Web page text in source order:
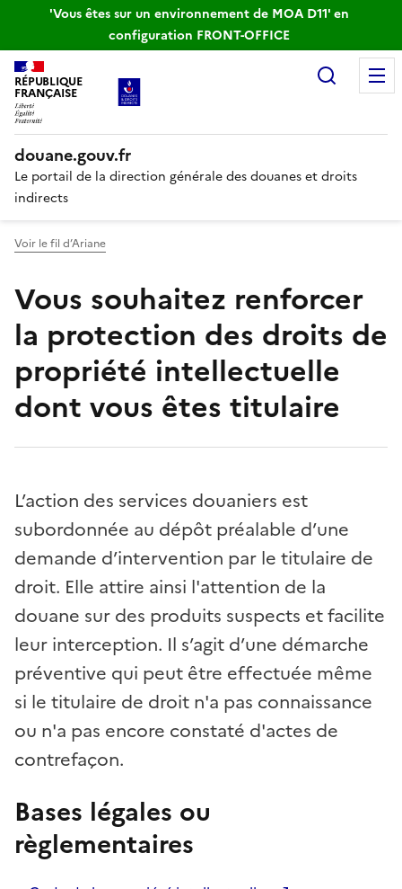
'Vous êtes sur un environnement de MOA D11' en
configuration FRONT-OFFICE
RÉPUBLIQUE
FRANÇAISE
douane.gouv.fr
Le portail de la direction générale des douanes et droits
indirects
Voir le fil d’Ariane
Vous souhaitez renforcer
la protection des droits de
propriété intellectuelle
dont vous êtes titulaire
L’action des services douaniers est
subordonnée au dépôt préalable d’une
demande d’intervention par le titulaire de
droit. Elle attire ainsi l'attention de la
douane sur des produits suspects et facilite
leur interception. Il s’agit d’une démarche
préventive qui peut être effectuée même
si le titulaire de droit n'a pas connaissance
ou n'a pas encore constaté d'actes de
contrefaçon.
Bases légales ou
règlementaires